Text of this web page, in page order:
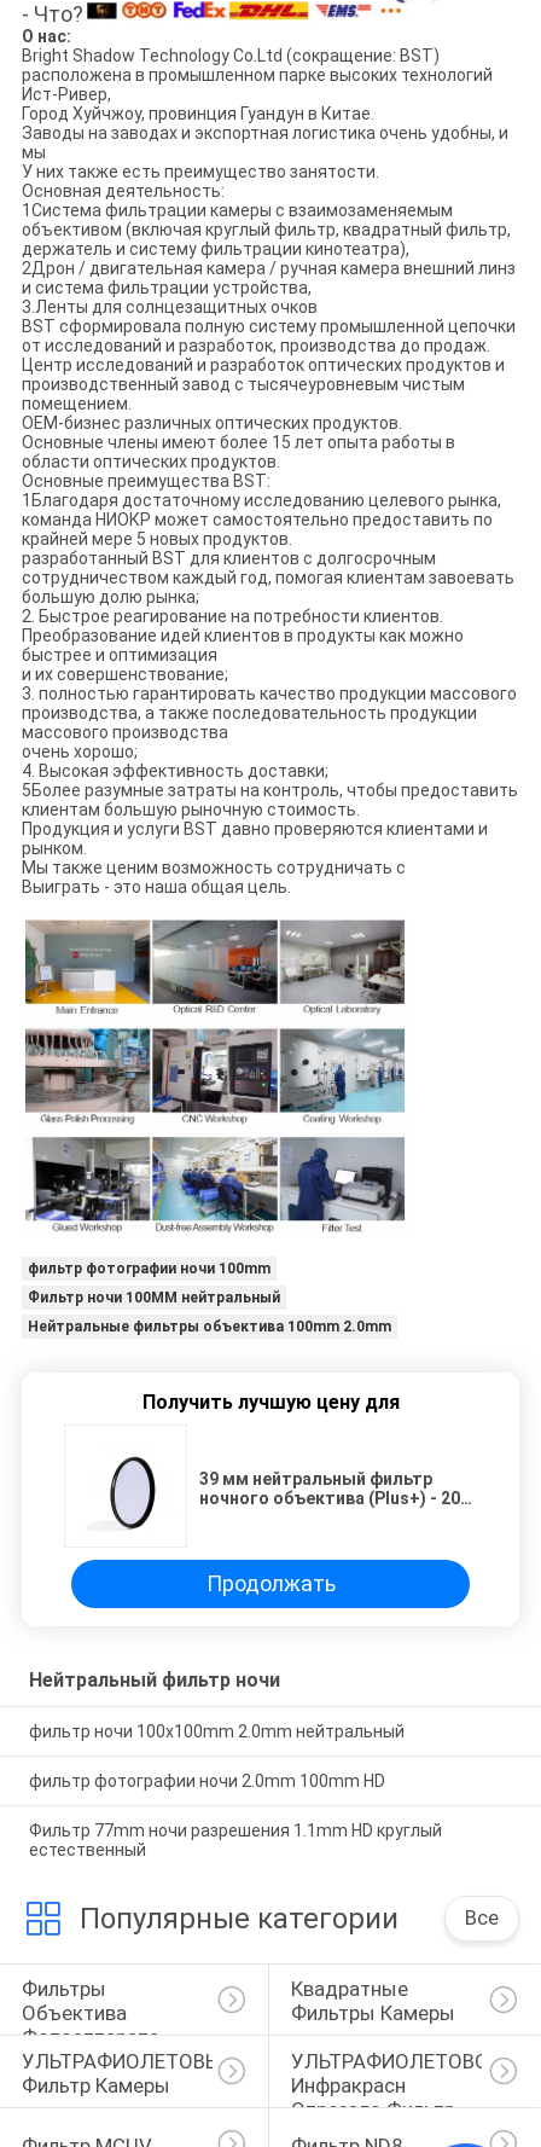
- Что?
О нас:
Bright Shadow Technology Co.Ltd (сокращение: BST)
расположена в промышленном парке высоких технологий
Ист-Ривер,
Город Хуйчжоу, провинция Гуандун в Китае.
Заводы на заводах и экспортная логистика очень удобны, и
мы
У них также есть преимущество занятости.
Основная деятельность:
1Система фильтрации камеры с взаимозаменяемым
объективом (включая круглый фильтр, квадратный фильтр,
держатель и систему фильтрации кинотеатра),
2Дрон / двигательная камера / ручная камера внешний линз
и система фильтрации устройства,
3.Ленты для солнцезащитных очков
BST сформировала полную систему промышленной цепочки
от исследований и разработок, производства до продаж.
Центр исследований и разработок оптических продуктов и
производственный завод с тысячеуровневым чистым
помещением.
OEM-бизнес различных оптических продуктов.
Основные члены имеют более 15 лет опыта работы в
области оптических продуктов.
Основные преимущества BST:
1Благодаря достаточному исследованию целевого рынка,
команда НИОКР может самостоятельно предоставить по
крайней мере 5 новых продуктов.
разработанный BST для клиентов с долгосрочным
сотрудничеством каждый год, помогая клиентам завоевать
большую долю рынка;
2. Быстрое реагирование на потребности клиентов.
Преобразование идей клиентов в продукты как можно
быстрее и оптимизация
и их совершенствование;
3. полностью гарантировать качество продукции массового
производства, а также последовательность продукции
массового производства
очень хорошо;
4. Высокая эффективность доставки;
5Более разумные затраты на контроль, чтобы предоставить
клиентам большую рыночную стоимость.
Продукция и услуги BST давно проверяются клиентами и
рынком.
Мы также ценим возможность сотрудничать с
Выиграть - это наша общая цель.
фильтр фотографии ночи 100mm
Фильтр ночи 100MM нейтральный
Нейтральные фильтры объектива 100mm 2.0mm
Получить лучшую цену для
39 мм нейтральный фильтр
ночного объектива (Plus+) - 20
загрязнения
Продолжать
Нейтральный фильтр ночи
фильтр ночи 100x100mm 2.0mm нейтральный
фильтр фотографии ночи 2.0mm 100mm HD
Фильтр 77mm ночи разрешения 1.1mm HD круглый
естественный
Популярные категории Все
Фильтры
Объектива
Фотоаппарата
Квадратные
Фильтры Камеры
УЛЬТРАФИОЛЕТОВЫЙ
Фильтр Камеры
УЛЬТРАФИОЛЕТОВОЕ
Инфракрасн
Отрезало Фильтр